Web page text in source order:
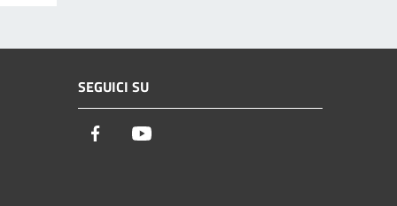
SEGUICI SU
Facebook